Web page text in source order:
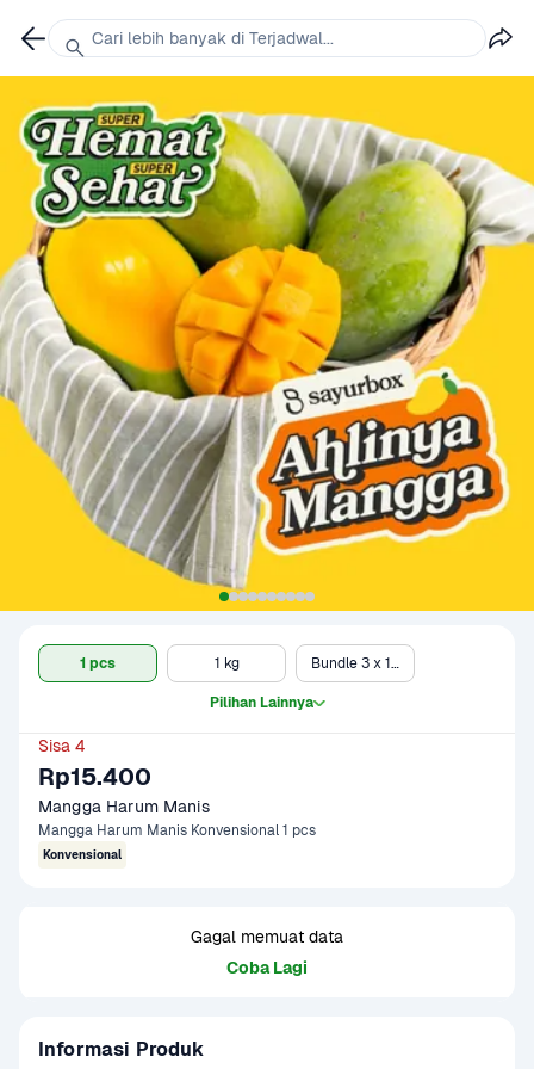
1 pcs 1 kg Bundle 3 x 1 kg
Pilihan Lainnya
Sisa 4
Rp15.400
Mangga Harum Manis
Mangga Harum Manis Konvensional 1 pcs
Konvensional
Gagal memuat data
Coba Lagi
Informasi Produk
Cari lebih banyak di Terjadwal...